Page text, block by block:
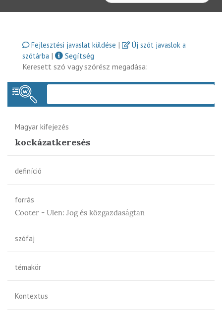
Fejlesztési javaslat küldése |
Új szót javaslok a
szótárba |
Segítség
Keresett szó vagy szórész megadása:
Magyar kifejezés
kockázatkeresés
definíció
forrás
Cooter - Ulen: Jog és közgazdaságtan
szófaj
témakör
Kontextus